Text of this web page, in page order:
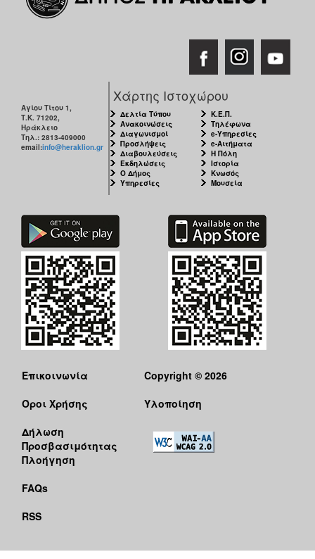
Αγίου Τίτου 1,
Τ.Κ. 71202,
Ηράκλειο
Τηλ.: 2813-409000
email:info@heraklion.gr
Χάρτης Ιστοχώρου
Δελτία Τύπου
Ανακοινώσεις
Διαγωνισμοί
Προσλήψεις
Διαβουλεύσεις
Εκδηλώσεις
Ο Δήμος
Υπηρεσίες
Κ.Ε.Π.
Τηλέφωνα
e-Υπηρεσίες
e-Αιτήματα
Η Πόλη
Ιστορία
Κνωσός
Μουσεία
Επικοινωνία
Όροι Χρήσης
Δήλωση
Προσβασιμότητας
Πλοήγηση
FAQs
RSS
Copyright © 2026
Υλοποίηση